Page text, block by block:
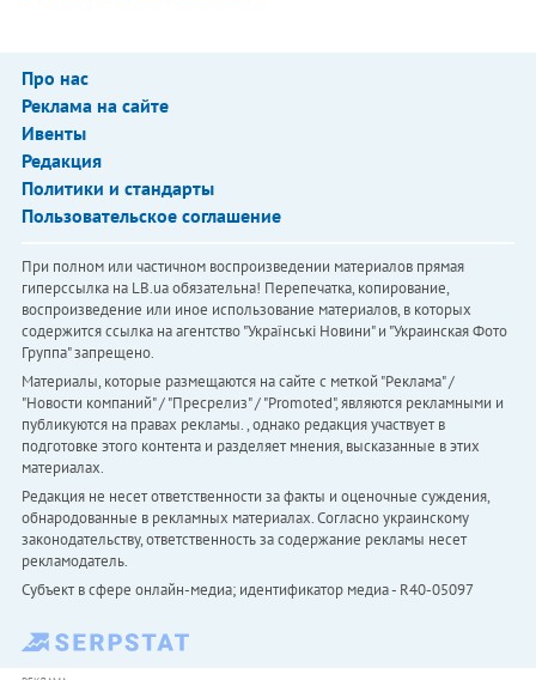
Про нас
Реклама на сайте
Ивенты
Редакция
Политики и стандарты
Пользовательское соглашение
При полном или частичном воспроизведении материалов прямая
гиперссылка на LB.ua обязательна! Перепечатка, копирование,
воспроизведение или иное использование материалов, в которых
содержится ссылка на агентство "Українськi Новини" и "Украинская Фото
Группа" запрещено.
Материалы, которые размещаются на сайте с меткой "Реклама" /
"Новости компаний" / "Пресрелиз" / "Promoted", являются рекламными и
публикуются на правах рекламы. , однако редакция участвует в
подготовке этого контента и разделяет мнения, высказанные в этих
материалах.
Редакция не несет ответственности за факты и оценочные суждения,
обнародованные в рекламных материалах. Согласно украинскому
законодательству, ответственность за содержание рекламы несет
рекламодатель.
Субъект в сфере онлайн-медиа; идентификатор медиа - R40-05097